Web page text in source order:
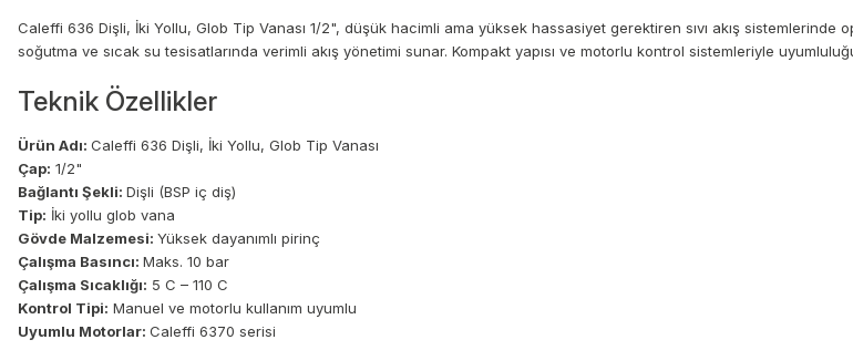
Caleffi 636 Dişli, İki Yollu, Glob Tip Vanası 1/2", düşük hacimli ama yüksek hassasiyet gerektiren sıvı akış sistemlerinde
soğutma ve sıcak su tesisatlarında verimli akış yönetimi sunar. Kompakt yapısı ve motorlu kontrol sistemleriyle
Teknik Özellikler
Ürün Adı: Caleffi 636 Dişli, İki Yollu, Glob Tip Vanası
Çap: 1/2"
Bağlantı Şekli: Dişli (BSP iç diş)
Tip: İki yollu glob vana
Gövde Malzemesi: Yüksek dayanımlı pirinç
Çalışma Basıncı: Maks. 10 bar
Çalışma Sıcaklığı: 5 C – 110 C
Kontrol Tipi: Manuel ve motorlu kullanım uyumlu
Uyumlu Motorlar: Caleffi 6370 serisi